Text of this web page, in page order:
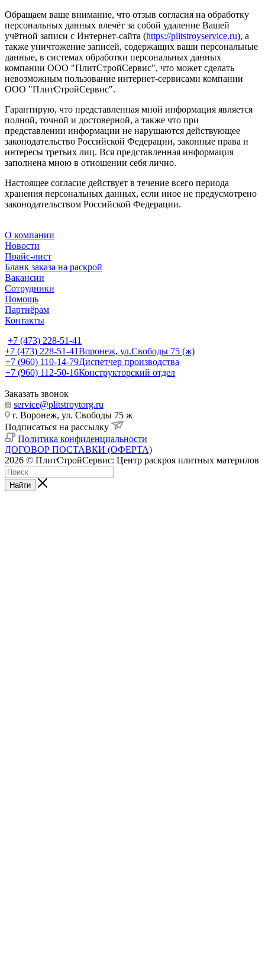
Обращаем ваше внимание, что отзыв согласия на обработку
персональных данных влечёт за собой удаление Вашей
учётной записи с Интернет-сайта (https://plitstroyservice.ru), а
также уничтожение записей, содержащих ваши персональные
данные, в системах обработки персональных данных
компании ООО "ПлитСтройСервис", что может сделать
невозможным пользование интернет-сервисами компании
ООО "ПлитСтройСервис".
Гарантирую, что представленная мной информация является
полной, точной и достоверной, а также что при
представлении информации не нарушаются действующее
законодательство Российской Федерации, законные права и
интересы третьих лиц. Вся представленная информация
заполнена мною в отношении себя лично.
Настоящее согласие действует в течение всего периода
хранения персональных данных, если иное не предусмотрено
законодательством Российской Федерации.
О компании
Новости
Прайс-лист
Бланк заказа на раскрой
Вакансии
Сотрудники
Помощь
Партнёрам
Контакты
+7 (473) 228-51-41
+7 (473) 228-51-41Воронеж, ул.Свободы 75 (ж)
+7 (960) 110-14-79Диспетчер производства
+7 (960) 112-50-16Конструкторский отдел
Заказать звонок
service@plitstroytorg.ru
г. Воронеж, ул. Свободы 75 ж
Подписаться на рассылку
Политика конфиденциальности
ДОГОВОР ПОСТАВКИ (ОФЕРТА)
2026 © ПлитСтройСервис: Центр раскроя плитных материлов
Найти